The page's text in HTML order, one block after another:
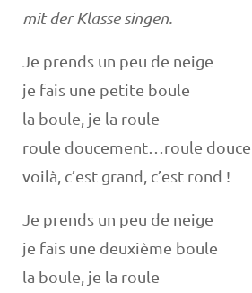
mit der Klasse singen.
Je prends un peu de neige
je fais une petite boule
la boule, je la roule
roule doucement…roule
voilà, c’est grand, c’est rond !
Je prends un peu de neige
je fais une deuxième boule
la boule, je la roule